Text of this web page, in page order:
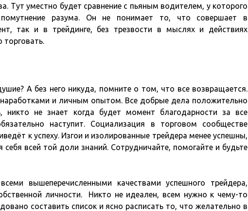
Тут уместно будет сравнение с пьяным водителем, у которого
разума. Он не понимает то, что совершает в
так и в трейдинге, без трезвости в мыслях и действиях
А без него никуда, помните о том, что все возвращается.
и личным опытом. Все добрые дела положительно
никто не знает когда будет момент благодарности за все
наступит. Социализация в торговом сообществе
к успеху. Изгои и изолированные трейдера менее успешны,
всей той доли знаний. Сотрудничайте, помогайте и будьте
вышеперечисленными качествами успешного трейдера,
личности. Никто не идеален, всем нужно к чему-то
составить список и ясно расписать то, что желательно в